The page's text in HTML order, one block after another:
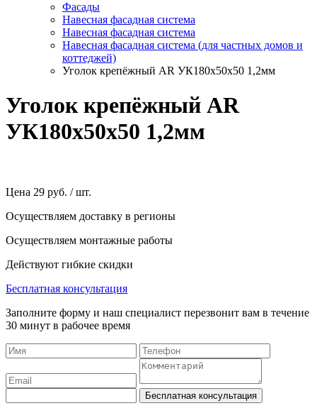
Фасады
Навесная фасадная система
Навесная фасадная система
Навесная фасадная система (для частных домов и
коттеджей)
Уголок крепёжный AR УК180х50х50 1,2мм
Уголок крепёжный AR
УК180х50х50 1,2мм
Цена 29 руб. / шт.
Осуществляем доставку в регионы
Осуществляем монтажные работы
Действуют гибкие скидки
Бесплатная консультация
Заполните форму и наш специалист перезвонит вам в течение
30 минут в рабочее время